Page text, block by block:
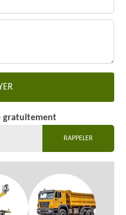
gratuitement